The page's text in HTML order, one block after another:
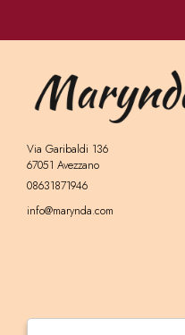
Via Garibaldi 136
67051 Avezzano
08631871946
info@marynda.com